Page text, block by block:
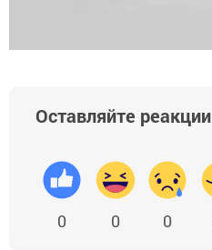
Оставляйте реакции
0 0 0